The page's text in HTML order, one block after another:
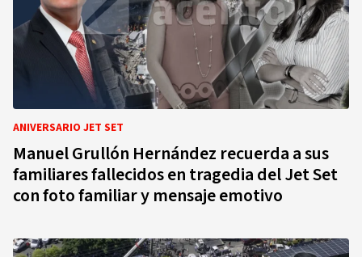
ANIVERSARIO JET SET
Manuel Grullón Hernández recuerda a sus
familiares fallecidos en tragedia del Jet Set
con foto familiar y mensaje emotivo